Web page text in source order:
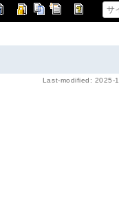
Last-modified: 2025-